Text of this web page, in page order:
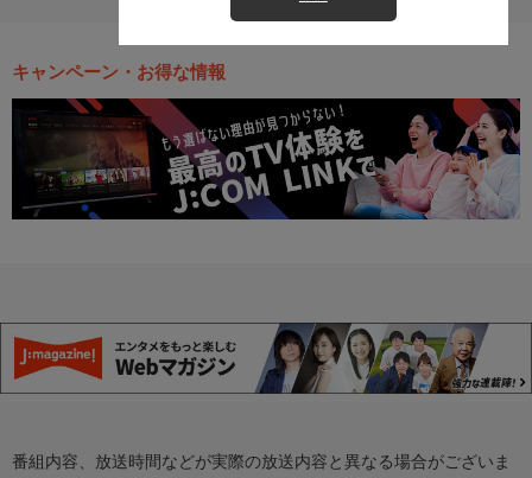
キャンペーン・お得な情報
番組内容、放送時間などが実際の放送内容と異なる場合がございま